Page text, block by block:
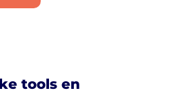
tools en